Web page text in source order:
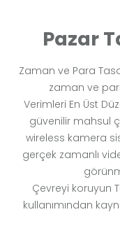
Pazar
Zaman ve Para
zaman ve
Verimleri En Üst
güvenilir mahsul
wireless kamera
gerçek zamanlı
Çevreyi koruyun
kullanımından